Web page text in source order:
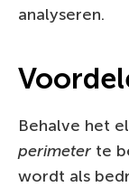
analyseren.
Behalve het
perimeter te
wordt als